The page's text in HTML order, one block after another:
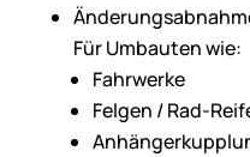
Für Umbauten wie:
Fahrwerke
Felgen / Rad-